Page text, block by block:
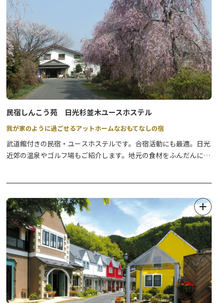
民宿しんこう苑 日光杉並木ユースホステル
我が家のように過ごせるアットホームなおもてなしの宿
武道館付きの民宿・ユースホステルです。合宿活動にも最適。日光
近郊の温泉やゴルフ場もご紹介します。地元の食材をふんだんに使
様々なレクリエーションもお楽しみいただけます。